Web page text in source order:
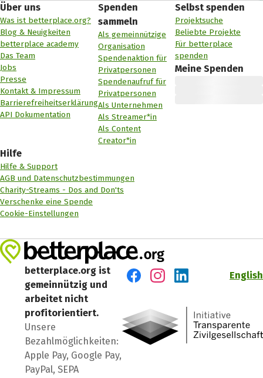
Über uns
Was ist betterplace.org?
Blog & Neuigkeiten
betterplace academy
Das Team
Jobs
Presse
Kontakt & Impressum
Barrierefreiheitserklärung
API Dokumentation
Spenden
sammeln
Als gemeinnützige
Organisation
Spendenaktion für
Privatpersonen
Spendenaufruf für
Privatpersonen
Als Unternehmen
Als Streamer*in
Als Content
Creator*in
Selbst spenden
Projektsuche
Beliebte Projekte
Für betterplace
spenden
Meine Spenden
Hilfe
Hilfe & Support
AGB und Datenschutzbestimmungen
Charity-Streams - Dos and Don'ts
Verschenke eine Spende
Cookie-Einstellungen
betterplace.org ist
gemeinnützig und
arbeitet nicht
profitorientiert.
Unsere
Bezahlmöglichkeiten:
Apple Pay, Google Pay,
PayPal, SEPA
English